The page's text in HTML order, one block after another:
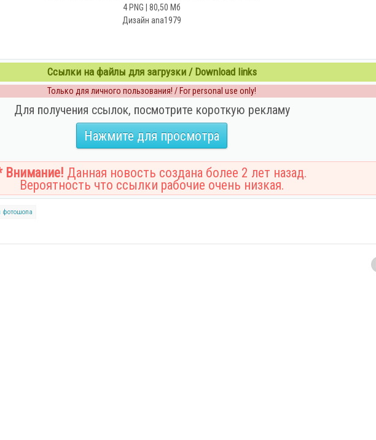
4 PNG | 80,50 Мб
Дизайн ana1979
Ссылки на файлы для загрузки / Download links
Только для личного пользования! / For personal use only!
Для получения ссылок, посмотрите короткую рекламу
Нажмите для просмотра
Внимание! Данная новость создана более 2 лет назад.
Вероятность что ссылки рабочие очень низкая.
фотошопа